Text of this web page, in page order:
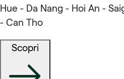
Hue - Da Nang - Hoi An -
- Can Tho
Scopri